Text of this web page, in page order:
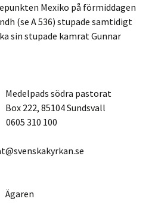
Mexiko på förmiddagen
(se A 536) stupade samtidigt
sin stupade kamrat Gunnar
södra pastorat
85104 Sundsvall
100